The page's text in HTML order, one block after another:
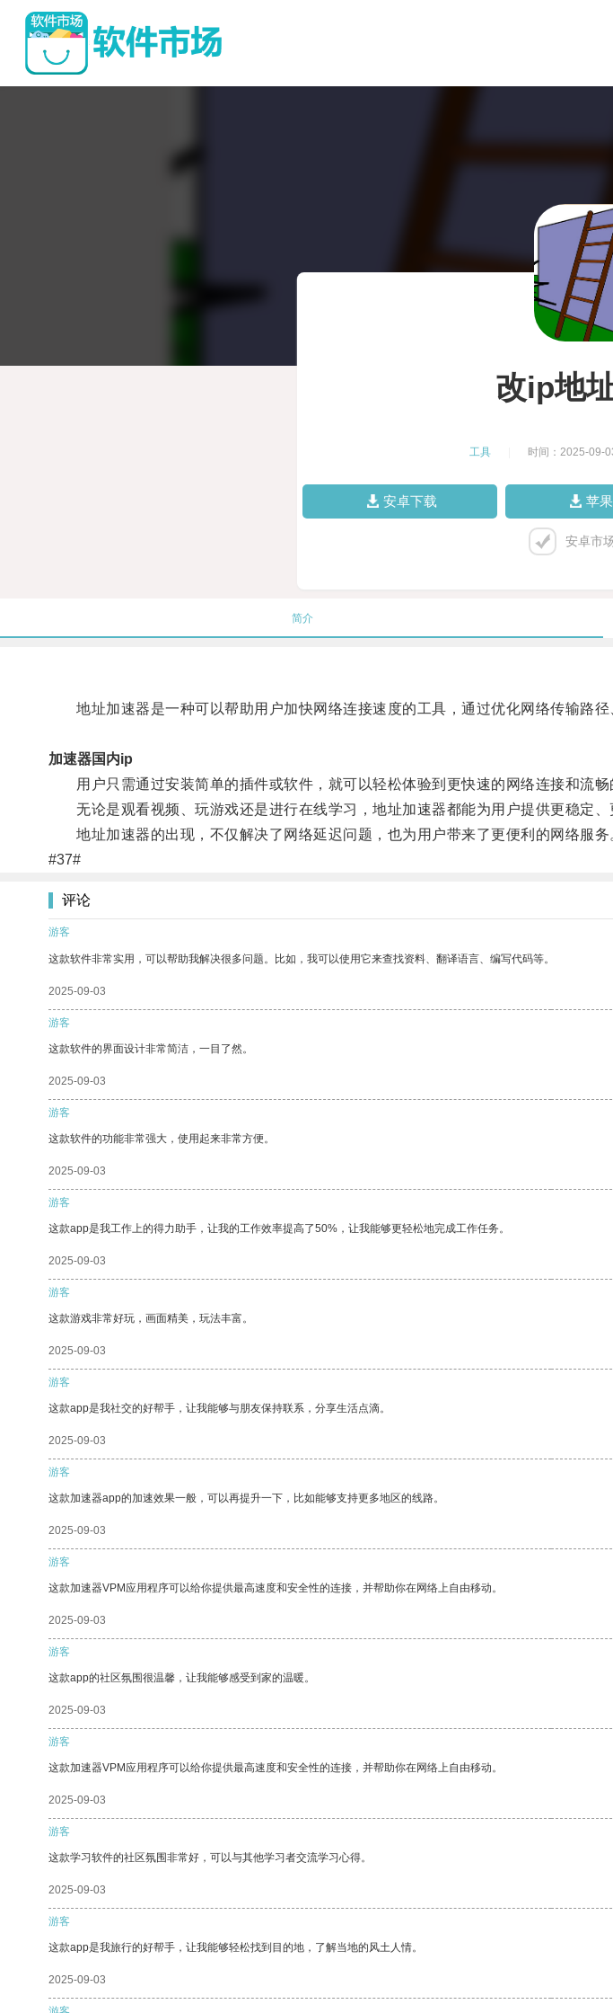
改ip地
工具 时间：2025-09-
安卓下载 苹
安卓市
简介
地址加速器是一种可以帮助用户加快网络连接速度的工具，通过优化网络传输路径
加速器国内ip
用户只需通过安装简单的插件或软件，就可以轻松体验到更快速的网络连接和流畅
无论是观看视频、玩游戏还是进行在线学习，地址加速器都能为用户提供更稳定、
地址加速器的出现，不仅解决了网络延迟问题，也为用户带来了更便利的网络服务
#37#
评论
游客
这款软件非常实用，可以帮助我解决很多问题。比如，我可以使用它来查找资料、翻译语言、编写代码等。
2025-09-03
游客
这款软件的界面设计非常简洁，一目了然。
2025-09-03
游客
这款软件的功能非常强大，使用起来非常方便。
2025-09-03
游客
这款app是我工作上的得力助手，让我的工作效率提高了50%，让我能够更轻松地完成工作任务。
2025-09-03
游客
这款游戏非常好玩，画面精美，玩法丰富。
2025-09-03
游客
这款app是我社交的好帮手，让我能够与朋友保持联系，分享生活点滴。
2025-09-03
游客
这款加速器app的加速效果一般，可以再提升一下，比如能够支持更多地区的线路。
2025-09-03
游客
这款加速器VPM应用程序可以给你提供最高速度和安全性的连接，并帮助你在网络上自由移动。
2025-09-03
游客
这款app的社区氛围很温馨，让我能够感受到家的温暖。
2025-09-03
游客
这款加速器VPM应用程序可以给你提供最高速度和安全性的连接，并帮助你在网络上自由移动。
2025-09-03
游客
这款学习软件的社区氛围非常好，可以与其他学习者交流学习心得。
2025-09-03
游客
这款app是我旅行的好帮手，让我能够轻松找到目的地，了解当地的风土人情。
2025-09-03